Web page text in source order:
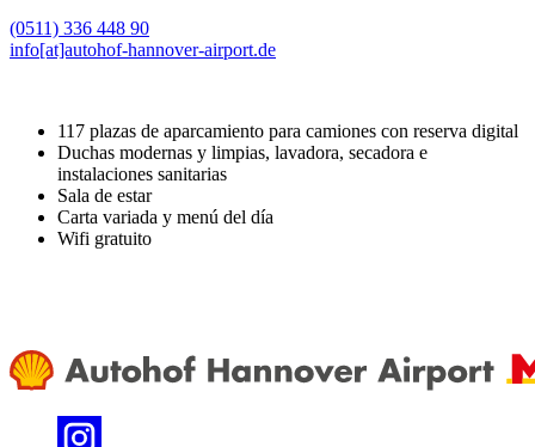
(0511) 336 448 90
info[at]autohof-hannover-airport.de
117 plazas de aparcamiento para camiones con reserva digital
Duchas modernas y limpias, lavadora, secadora e
instalaciones sanitarias
Sala de estar
Carta variada y menú del día
Wifi gratuito